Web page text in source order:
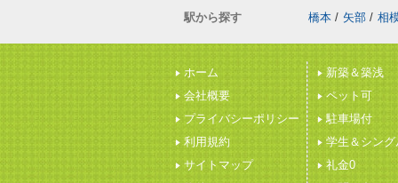
駅から探す
橋本 / 矢部 / 相
ホーム
会社概要
プライバシーポリシー
利用規約
サイトマップ
新築＆築浅
ペット可
駐車場付
学生＆シング
礼金0